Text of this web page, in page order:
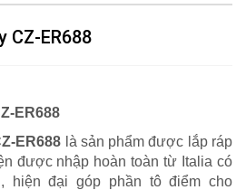
CZ-ER688
ER688
ER688 là sản phẩm được lắp ráp
được nhập hoàn toàn từ Italia có
hiện đại góp phần tô điểm cho